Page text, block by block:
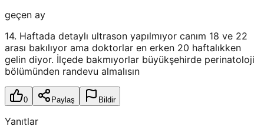
geçen ay
14. Haftada detaylı ultrason yapılmıyor canım 18 ve 22
arası bakılıyor ama doktorlar en erken 20 haftalıkken
gelin diyor. İlçede bakmıyorlar büyükşehirde perinatoloji
bölümünden randevu almalısın
0 Paylaş Bildir
Yanıtlar